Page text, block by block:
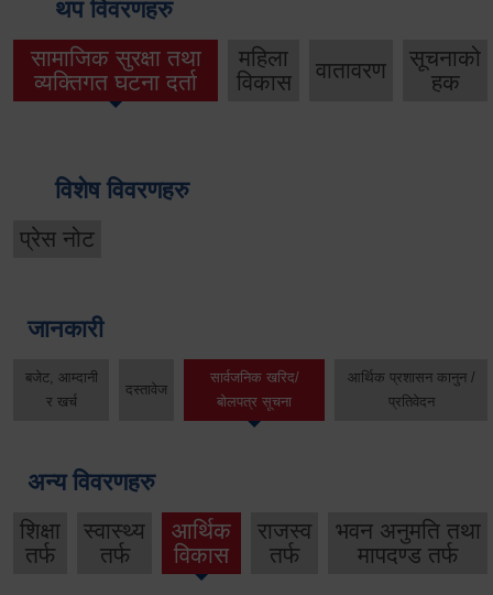
थप विवरणहरु
सामाजिक सुरक्षा तथा
व्यक्तिगत घटना दर्ता
महिला
विकास
वातावरण
सूचनाको
हक
विशेष विवरणहरु
प्रेस नोट
जानकारी
बजेट, आम्दानी
र खर्च
दस्तावेज
सार्वजनिक खरिद/
बोलपत्र सूचना
आर्थिक प्रशासन कानुन /
प्रतिवेदन
अन्य विवरणहरु
शिक्षा
तर्फ
स्वास्थ्य
तर्फ
आर्थिक
विकास
राजस्व
तर्फ
भवन अनुमति तथा
मापदण्ड तर्फ